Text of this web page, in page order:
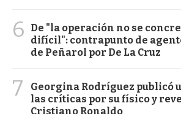
6
De "la operación no se
difícil": contrapunto de
de Peñarol por De La Cruz
7
Georgina Rodríguez publicó
las críticas por su físico y
Cristiano Ronaldo